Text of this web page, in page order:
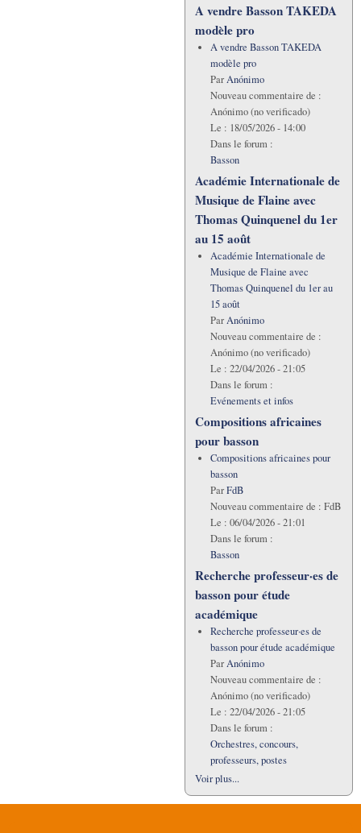
A vendre Basson TAKEDA
modèle pro
A vendre Basson TAKEDA
modèle pro
ParAnónimo
Nouveau commentaire de :
Anónimo (no verificado)
Le : 18/05/2026 - 14:00
Dans le forum :
Basson
Académie Internationale de
Musique de Flaine avec
Thomas Quinquenel du 1er
au 15 août
Académie Internationale de
Musique de Flaine avec
Thomas Quinquenel du 1er au
15 août
ParAnónimo
Nouveau commentaire de :
Anónimo (no verificado)
Le : 22/04/2026 - 21:05
Dans le forum :
Evénements et infos
Compositions africaines
pour basson
Compositions africaines pour
basson
ParFdB
Nouveau commentaire de : FdB
Le : 06/04/2026 - 21:01
Dans le forum :
Basson
Recherche professeur·es de
basson pour étude
académique
Recherche professeur·es de
basson pour étude académique
ParAnónimo
Nouveau commentaire de :
Anónimo (no verificado)
Le : 22/04/2026 - 21:05
Dans le forum :
Orchestres, concours,
professeurs, postes
Voir plus...